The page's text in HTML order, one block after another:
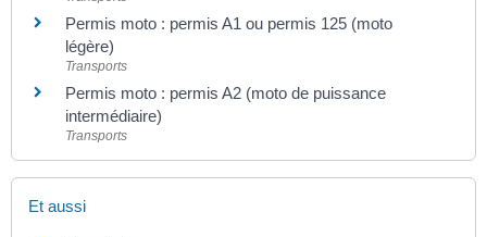
Permis moto : permis A1 ou permis 125 (moto
légère)
Transports
Permis moto : permis A2 (moto de puissance
intermédiaire)
Transports
Et aussi